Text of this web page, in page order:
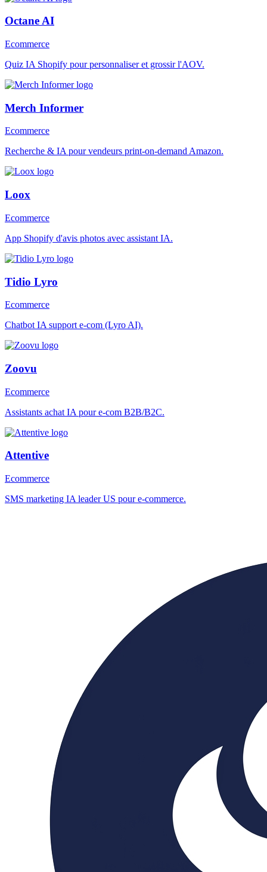
Octane AI
Ecommerce
Quiz IA Shopify pour personnaliser et grossir l'AOV.
Merch Informer
Ecommerce
Recherche & IA pour vendeurs print-on-demand Amazon.
Loox
Ecommerce
App Shopify d'avis photos avec assistant IA.
Tidio Lyro
Ecommerce
Chatbot IA support e-com (Lyro AI).
Zoovu
Ecommerce
Assistants achat IA pour e-com B2B/B2C.
Attentive
Ecommerce
SMS marketing IA leader US pour e-commerce.